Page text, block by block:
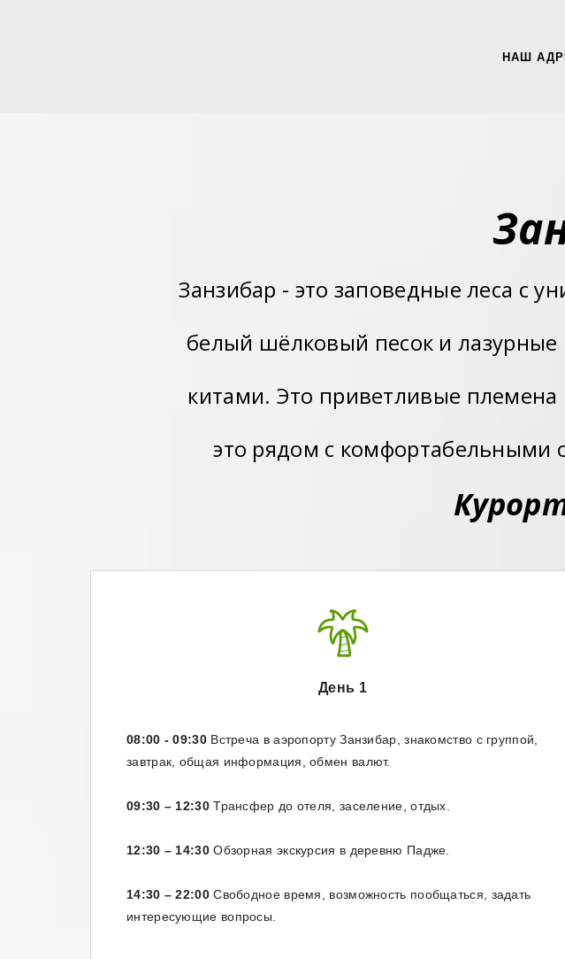
НАШ
Занзибар - это заповедные леса с
белый шёлковый песок и
китами. Это приветливые
это рядом с комфортабельными
День 1
08:00 - 09:30Встреча в аэропорту Занзибар, знакомство с группой,
завтрак, общая информация, обмен валют.
09:30 – 12:30Трансфер до отеля, заселение, отдых.
12:30 – 14:30Обзорная экскурсия в деревню Падже.
14:30 – 22:00Свободное время, возможность пообщаться, задать
интересующие вопросы.